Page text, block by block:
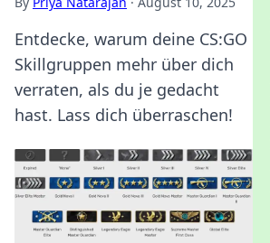
Entdecke, warum deine CS:GO
Skillgruppen mehr über dich
verraten, als du je gedacht
hast. Lass dich überraschen!